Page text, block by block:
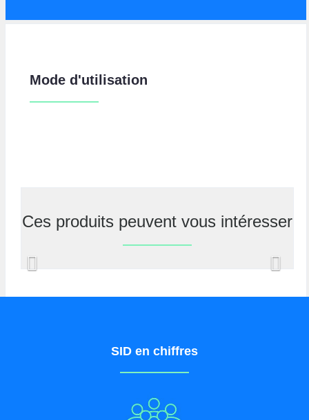
Mode d'utilisation
Ces produits peuvent vous intéresser
Previous
SID en chiffres